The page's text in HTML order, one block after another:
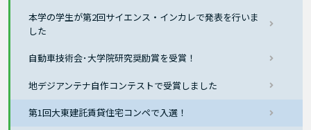
本学の学生が第2回サイエンス・インカレで発表を行いま
した
自動車技術会･大学院研究奨励賞を受賞！
地デジアンテナ自作コンテストで受賞しました
第1回大東建託賃貸住宅コンペで入選！